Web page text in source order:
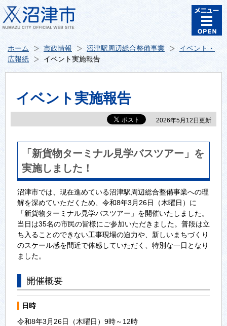
ホーム 市政情報 沼津駅周辺総合整備事業
イベント・
広報紙
イベント実施報告
イベント実施報告
2026年5月12日更新
「新貨物ターミナル見学バスツアー」を
実施しました！
沼津市では、現在進めている沼津駅周辺総合整備事業への理
解を深めていただくため、令和8年3月26日（木曜日）に
「新貨物ターミナル見学バスツアー」を開催いたしました。
当日は35名の市民の皆様にご参加いただきました。普段は立
ち入ることのできない工事現場の迫力や、新しいまちづくり
のスケール感を間近で体感していただく、特別な一日となり
ました。
開催概要
日時
令和8年3月26日（木曜日）9時～12時